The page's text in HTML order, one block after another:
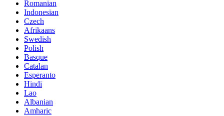
Romanian
Indonesian
Czech
Afrikaans
Swedish
Polish
Basque
Catalan
Esperanto
Hindi
Lao
Albanian
Amharic